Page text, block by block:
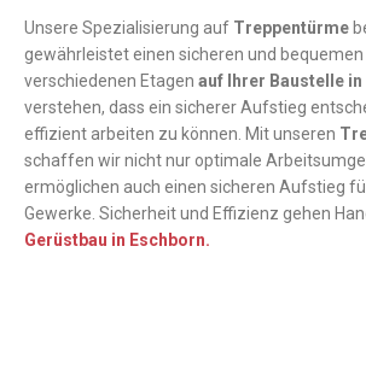
Unsere Spezialisierung auf Treppentürme
gewährleistet einen sicheren und
verschiedenen Etagen auf Ihrer Baustelle in
verstehen, dass ein sicherer Aufstieg
effizient arbeiten zu können. Mit unseren
schaffen wir nicht nur optimale
ermöglichen auch einen sicheren Aufstieg
Gewerke. Sicherheit und Effizienz gehen
Gerüstbau in Eschborn.